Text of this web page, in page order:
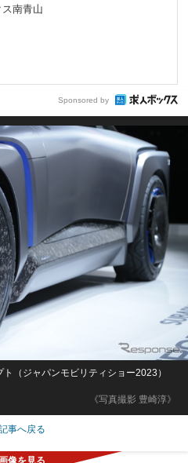
南青山
Sponsored by
《写真撮影 豊崎淳》
（ジャパンモビリティショー2023）
事へ戻る